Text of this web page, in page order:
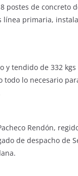
postes de concreto
línea primaria,
y tendido de 332
todo lo necesario
Rendón,
de despacho de